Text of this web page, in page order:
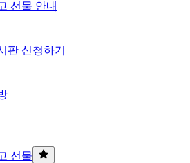
선물 안내
판 신청하기
선물